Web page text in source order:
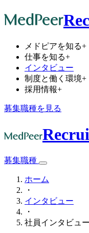
メドピアを知る+
仕事を知る+
インタビュー
制度と働く環境+
採用情報+
募集職種を見る
募集職種
ホーム
・
インタビュー
・
社員インタビュ